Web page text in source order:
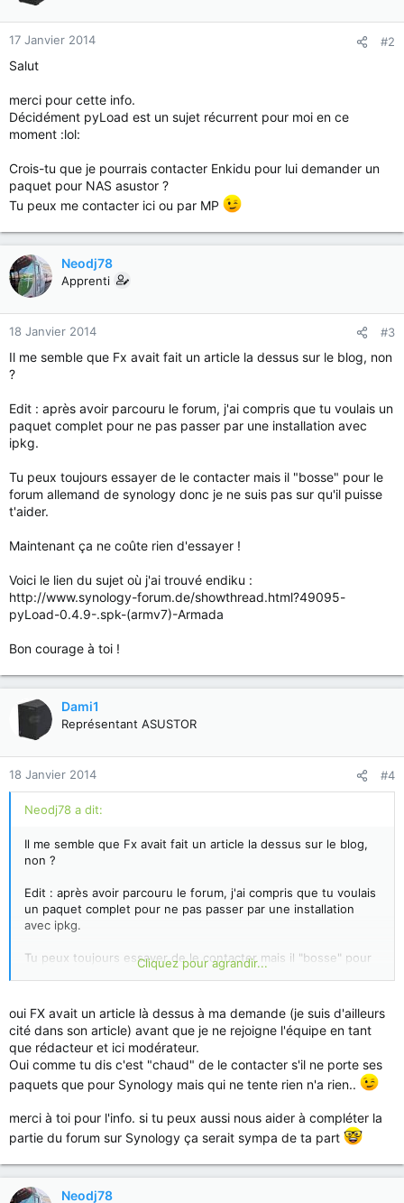
17 Janvier 2014 #2
Salut
merci pour cette info.
Décidément pyLoad est un sujet récurrent pour moi en ce
moment :lol:
Crois-tu que je pourrais contacter Enkidu pour lui demander un
paquet pour NAS asustor ?
Tu peux me contacter ici ou par MP
Neodj78
Apprenti
18 Janvier 2014 #3
Il me semble que Fx avait fait un article la dessus sur le blog, non
?
Edit : après avoir parcouru le forum, j'ai compris que tu voulais un
paquet complet pour ne pas passer par une installation avec
ipkg.
Tu peux toujours essayer de le contacter mais il "bosse" pour le
forum allemand de synology donc je ne suis pas sur qu'il puisse
t'aider.
Maintenant ça ne coûte rien d'essayer !
Voici le lien du sujet où j'ai trouvé endiku :
http://www.synology-forum.de/showthread.html?49095-
pyLoad-0.4.9-.spk-(armv7)-Armada
Bon courage à toi !
Dami1
Représentant ASUSTOR
18 Janvier 2014 #4
Neodj78 a dit:
Il me semble que Fx avait fait un article la dessus sur le blog,
non ?
Edit : après avoir parcouru le forum, j'ai compris que tu voulais
un paquet complet pour ne pas passer par une installation
avec ipkg.
Tu peux toujours essayer de le contacter mais il "bosse" pour
le forum allemand de synology donc je ne suis pas sur qu'il
Maintenant ça ne coûte rien d'essayer !
Voici le lien du sujet où j'ai trouvé endiku :
http://www.synology-forum.de/showthread.html?49095-
pyLoad-0.4.9-.spk-(armv7)-Armada
Bon courage à toi !
Cliquez pour agrandir...
oui FX avait un article là dessus à ma demande (je suis d'ailleurs
cité dans son article) avant que je ne rejoigne l'équipe en tant
que rédacteur et ici modérateur.
Oui comme tu dis c'est "chaud" de le contacter s'il ne porte ses
paquets que pour Synology mais qui ne tente rien n'a rien..
merci à toi pour l'info. si tu peux aussi nous aider à compléter la
partie du forum sur Synology ça serait sympa de ta part
Neodj78